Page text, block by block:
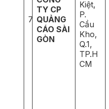
7
TY CP
QUẢNG
CÁO SÀI
GÒN
Kiệt,
P.
Cầu
Kho,
Q.1,
TP.H
CM